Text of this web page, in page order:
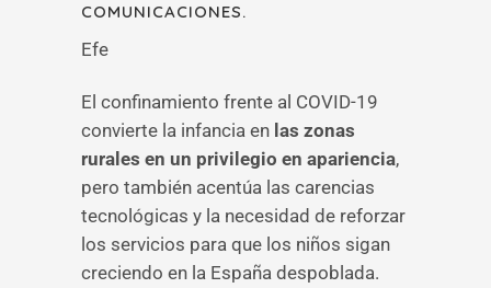
COMUNICACIONES.
Efe
El confinamiento frente al COVID-19
convierte la infancia en las zonas
rurales en un privilegio en apariencia,
pero también acentúa las carencias
tecnológicas y la necesidad de reforzar
los servicios para que los niños sigan
creciendo en la España despoblada.